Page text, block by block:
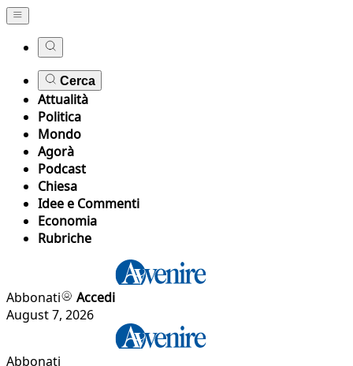
Cerca
Attualità
Politica
Mondo
Agorà
Podcast
Chiesa
Idee e Commenti
Economia
Rubriche
Abbonati
Accedi
August 7, 2026
Abbonati